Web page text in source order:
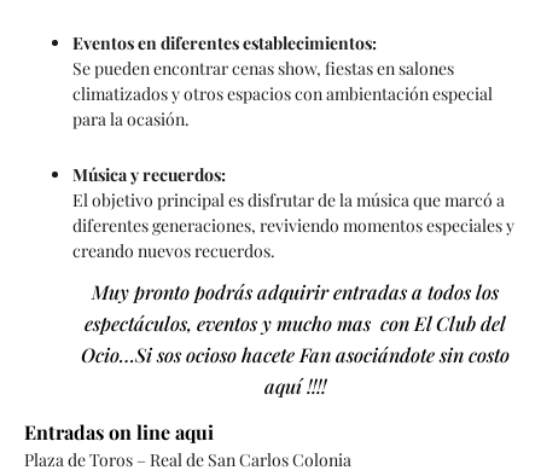
Eventos en diferentes establecimientos:
Se pueden encontrar cenas show, fiestas en salones
climatizados y otros espacios con ambientación especial
para la ocasión.
Música y recuerdos:
El objetivo principal es disfrutar de la música que marcó a
diferentes generaciones, reviviendo momentos especiales y
creando nuevos recuerdos.
Muy pronto podrás adquirir entradas a todos los
espectáculos, eventos y mucho mas con El Club del
Ocio…Si sos ocioso hacete Fan asociándote sin costo
aquí !!!!
Entradas on line aqui
Plaza de Toros – Real de San Carlos Colonia